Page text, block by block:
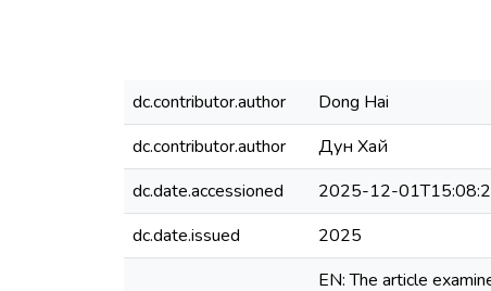
dc.contributor.author
Dong Hai
dc.contributor.author
Дун Хай
dc.date.accessioned
2025-12-
dc.date.issued
2025
EN: The article